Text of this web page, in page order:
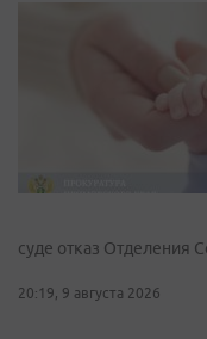
суде отказ Отделения
20:19, 9 августа 2026